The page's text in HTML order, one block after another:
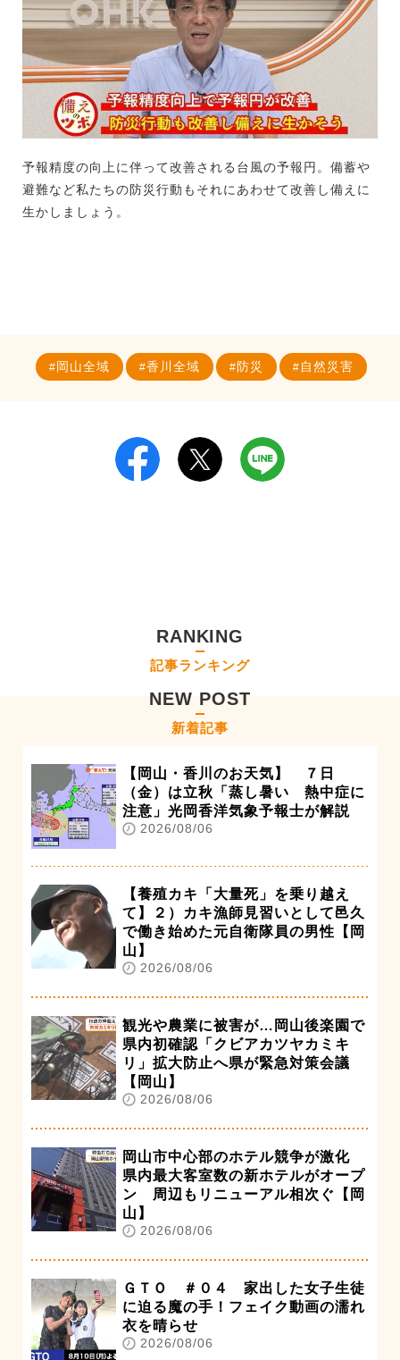
予報精度の向上に伴って改善される台風の予報円。備蓄や
避難など私たちの防災行動もそれにあわせて改善し備えに
生かしましょう。
岡山全域 香川全域 防災 自然災害
RANKING
記事ランキング
NEW POST
新着記事
【岡山・香川のお天気】 ７日
（金）は立秋「蒸し暑い 熱中症に
注意」光岡香洋気象予報士が解説
2026/08/06
【養殖カキ「大量死」を乗り越え
て】２）カキ漁師見習いとして邑久
で働き始めた元自衛隊員の男性【岡
山】
2026/08/06
観光や農業に被害が…岡山後楽園で
県内初確認「クビアカツヤカミキ
リ」拡大防止へ県が緊急対策会議
【岡山】
2026/08/06
岡山市中心部のホテル競争が激化
県内最大客室数の新ホテルがオープ
ン 周辺もリニューアル相次ぐ【岡
山】
2026/08/06
ＧＴＯ ＃０４ 家出した女子生徒
に迫る魔の手！フェイク動画の濡れ
衣を晴らせ
2026/08/06